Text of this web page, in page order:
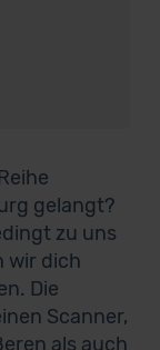
gelangt?
zu uns
wir dich
Die
Scanner,
als auch